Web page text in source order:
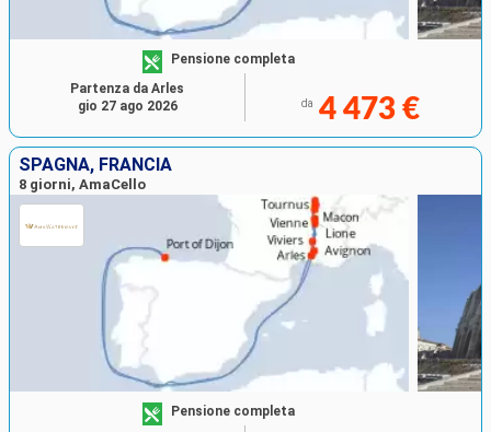
Pensione completa
da 4 473 €
Partenza da Arles
gio 27 ago 2026
SPAGNA, FRANCIA
8 giorni, AmaCello
Pensione completa